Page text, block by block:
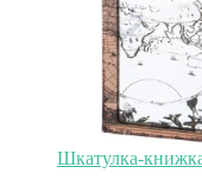
Шкатулка-